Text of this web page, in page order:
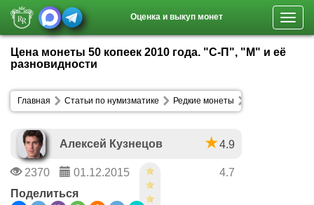
Оценка и выкуп монет
Цена монеты 50 копеек 2010 года. "С-П", "М" и её
разновидности
Главная Статьи по нумизматике Редкие монеты
Алексей Кузнецов 4.9
2370 01.12.2015
4.7
Поделиться